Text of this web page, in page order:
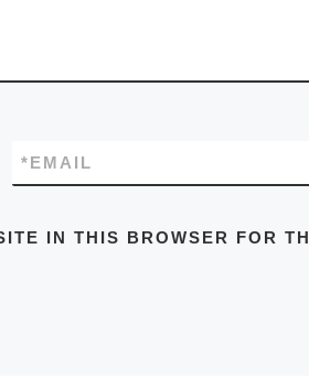
EMAIL
*
IN THIS BROWSER FOR